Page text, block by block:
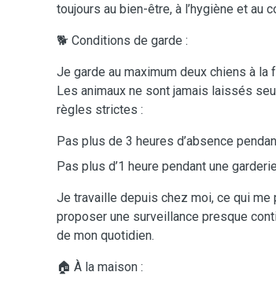
toujours au bien-être, à l’hygiène et au
🐕 Conditions de garde :
Je garde au maximum deux chiens à
Les animaux ne sont jamais laissés
règles strictes :
Pas plus de 3 heures d’absence
Pas plus d’1 heure pendant une
Je travaille depuis chez moi, ce qui
proposer une surveillance presque
de mon quotidien.
🏠 À la maison :